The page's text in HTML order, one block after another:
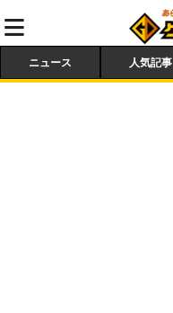
ニュース 人気記事